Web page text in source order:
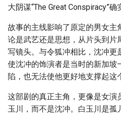
大阴谋“The Great Conspiracy”确
故事的主线影响了原定的男女主
论是武艺还是思想，从片头到片
写镜头。与令狐冲相比，沈冲更
使沈冲的饰演者是当时的新加坡
陷，也无法使他更好地支撑起这
这部剧的真正主角，更像是女演
玉川，而不是沈冲。白玉川是孤